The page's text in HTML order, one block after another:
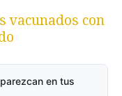
vacunados con
en tus